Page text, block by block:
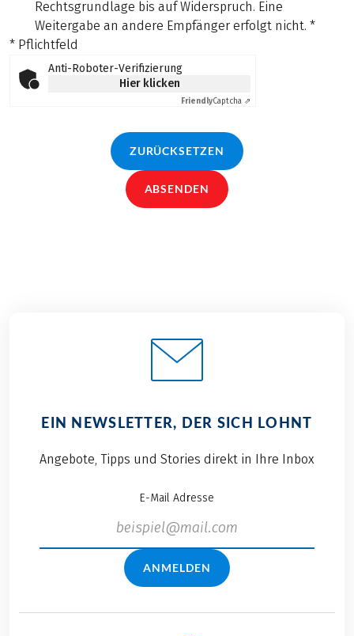
Rechtsgrundlage bis auf Widerspruch. Eine
Weitergabe an andere Empfänger erfolgt nicht. *
* Pflichtfeld
Anti-Roboter-Verifizierung
Hier klicken
FriendlyCaptcha ⇗
ZURÜCKSETZEN
ABSENDEN
EIN NEWSLETTER, DER SICH LOHNT
Angebote, Tipps und Stories direkt in Ihre Inbox
E-Mail Adresse
ANMELDEN